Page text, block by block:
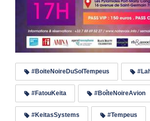
#BoiteNoireDuSolTempeus
#FatouKeita #BoîteNoireAvion
#KeitasSystems #Tempeus